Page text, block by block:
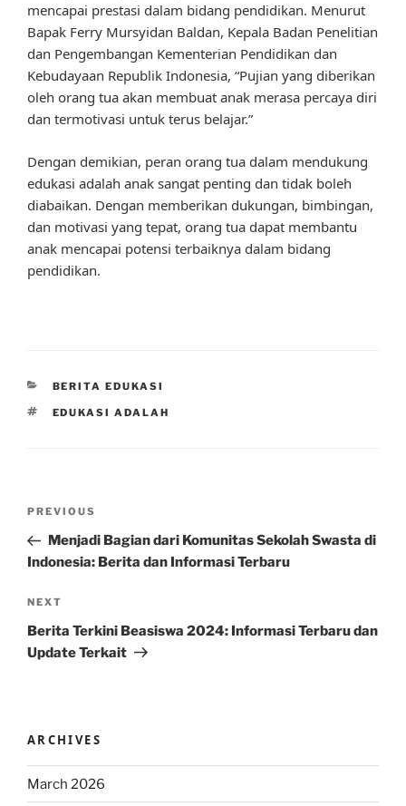
mencapai prestasi dalam bidang pendidikan. Menurut
Bapak Ferry Mursyidan Baldan, Kepala Badan Penelitian
dan Pengembangan Kementerian Pendidikan dan
Kebudayaan Republik Indonesia, “Pujian yang diberikan
oleh orang tua akan membuat anak merasa percaya diri
dan termotivasi untuk terus belajar.”
Dengan demikian, peran orang tua dalam mendukung
edukasi adalah anak sangat penting dan tidak boleh
diabaikan. Dengan memberikan dukungan, bimbingan,
dan motivasi yang tepat, orang tua dapat membantu
anak mencapai potensi terbaiknya dalam bidang
pendidikan.
CATEGORIES
BERITA EDUKASI
TAGS
EDUKASI ADALAH
Previous
Post
PREVIOUS
Menjadi Bagian dari Komunitas Sekolah Swasta di
Indonesia: Berita dan Informasi Terbaru
Next
Post
NEXT
Berita Terkini Beasiswa 2024: Informasi Terbaru dan
Update Terkait
ARCHIVES
March 2026